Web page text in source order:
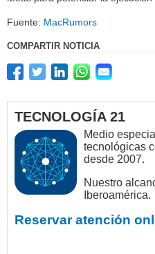
Fuente: MacRumors
COMPARTIR NOTICIA
TECNOLOGÍA 21
Medio
tecnológicas
desde 2007.
Nuestro
Iberoamérica.
Reservar atención